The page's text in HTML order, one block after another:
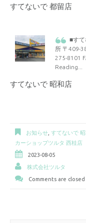
すてないで 都留店
■す
所 〒409-
275-8101
Reading
すてないで 昭和店
お知らせ すてないで
カーショップツルタ 西桂店
2023-08-05
株式会社ツルタ
Comments are closed